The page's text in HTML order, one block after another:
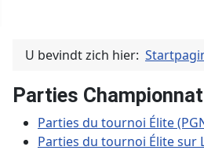
U bevindt zich hier:
Parties
Parties du tournoi Élite
Parties du tournoi Élite sur